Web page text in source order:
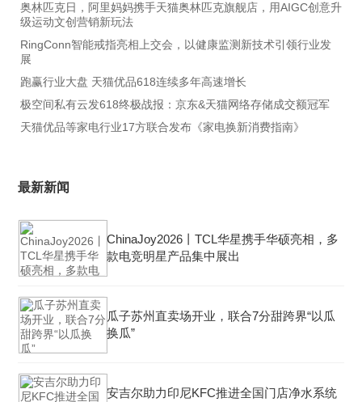
奥林匹克日，阿里妈妈携手天猫奥林匹克旗舰店，用AIGC创意升
级运动文创营销新玩法
RingConn智能戒指亮相上交会，以健康监测新技术引领行业发
展
跑赢行业大盘 天猫优品618连续多年高速增长
极空间私有云发618终极战报：京东&天猫网络存储成交额冠军
天猫优品等家电行业17方联合发布《家电换新消费指南》
最新新闻
ChinaJoy2026丨TCL华星携手华硕亮相，多
款电竞明星产品集中展出
瓜子苏州直卖场开业，联合7分甜跨界“以瓜
换瓜”
安吉尔助力印尼KFC推进全国门店净水系统